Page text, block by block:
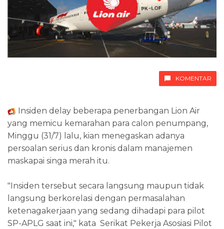
KOMENTAR
Insiden delay beberapa penerbangan Lion Air
yang memicu kemarahan para calon penumpang,
Minggu (31/7) lalu, kian menegaskan adanya
persoalan serius dan kronis dalam manajemen
maskapai singa merah itu.
"Insiden tersebut secara langsung maupun tidak
langsung berkorelasi dengan permasalahan
ketenagakerjaan yang sedang dihadapi para pilot
SP-APLG saat ini," kata Serikat Pekerja Asosiasi Pilot